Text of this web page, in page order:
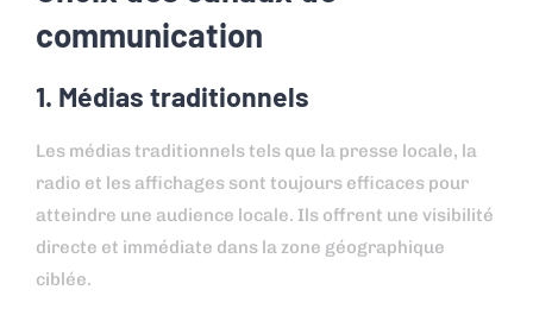
communication
1. Médias traditionnels
Les médias traditionnels tels que la presse locale, la
radio et les affichages sont toujours efficaces pour
atteindre une audience locale. Ils offrent une visibilité
directe et immédiate dans la zone géographique
ciblée.